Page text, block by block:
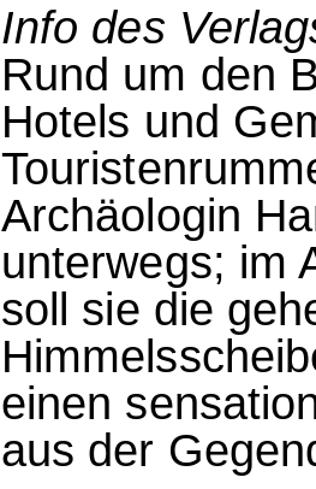
Info des
Rund um den
Hotels und
Archäologin
unterwegs; im
soll sie die
einen
aus der